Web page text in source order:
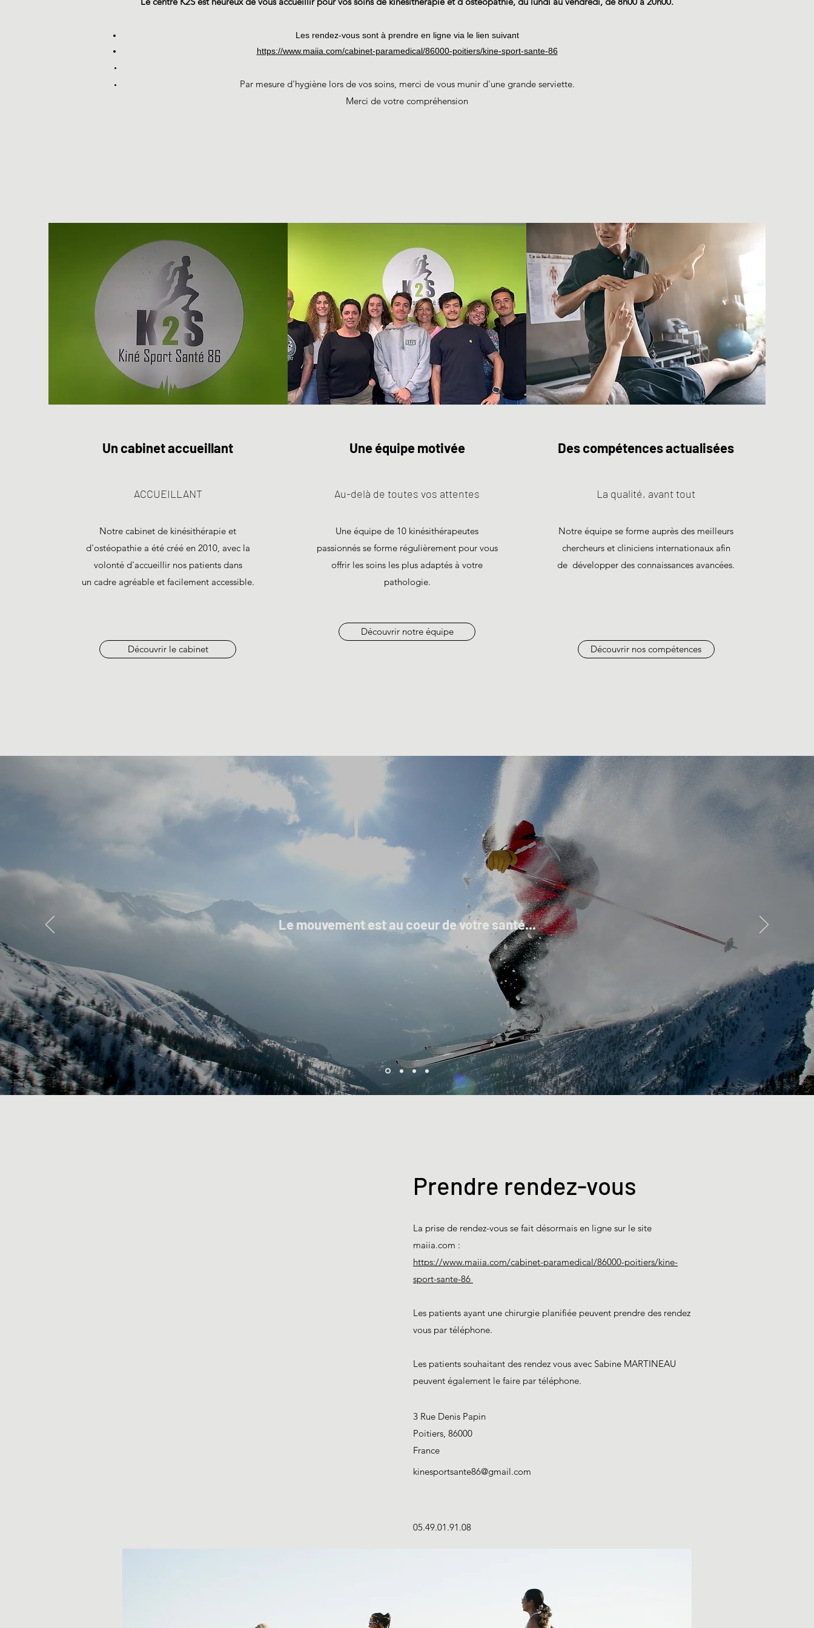
Les rendez-vous sont à prendre en ligne via le lien suivant
https://www.maiia.com/cabinet-paramedical/86000-poitiers/kine-sport-sante-86
Par mesure d'hygiène lors de vos soins, merci de vous munir d'une grande serviette.
​Merci de votre compréhension
Un cabinet accueillant
ACCUEILLANT
Notre cabinet de kinésithérapie et
d'ostéopathie a été créé en 2010, avec la
volonté d'accueillir nos patients dans
un cadre agréable et facilement accessible.
Découvrir le cabinet
Une équipe motivée
Au-delà de toutes vos attentes
Une équipe de 10 kinésithérapeutes
passionnés se forme régulièrement pour vous
offrir les soins les plus adaptés à votre
pathologie.
Découvrir notre équipe
Des compétencesactualisées
La qualité, avant tout
Notre équipe se forme auprès des meilleurs
chercheurs et cliniciens internationaux afin
de développer des connaissances avancées.
Découvrir nos compétences
Le mouvement est au coeur de votre santé...
Prendre rendez-vous
La prise de rendez-vous se fait désormais en ligne sur le site
maiia.com :
https://www.maiia.com/cabinet-paramedical/86000-poitiers/kine-
sport-sante-86
Les patients ayant une chirurgie planifiée peuvent prendre des rendez
vous par téléphone.
Les patients souhaitant des rendez vous avec Sabine MARTINEAU
peuvent également le faire par téléphone.
3 Rue Denis Papin
Poitiers, 86000
France
kinesportsante86@gmail.com
05.49.01.91.08